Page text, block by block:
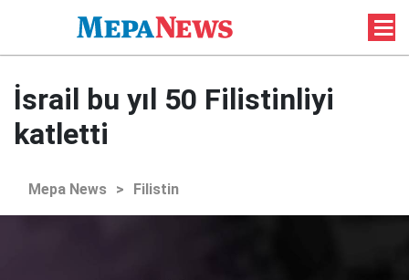
İsrail bu yıl 50 Filistinliyi
katletti
Mepa News > Filistin